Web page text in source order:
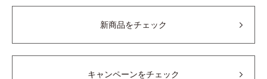
新商品をチェック
キャンペーンをチェック